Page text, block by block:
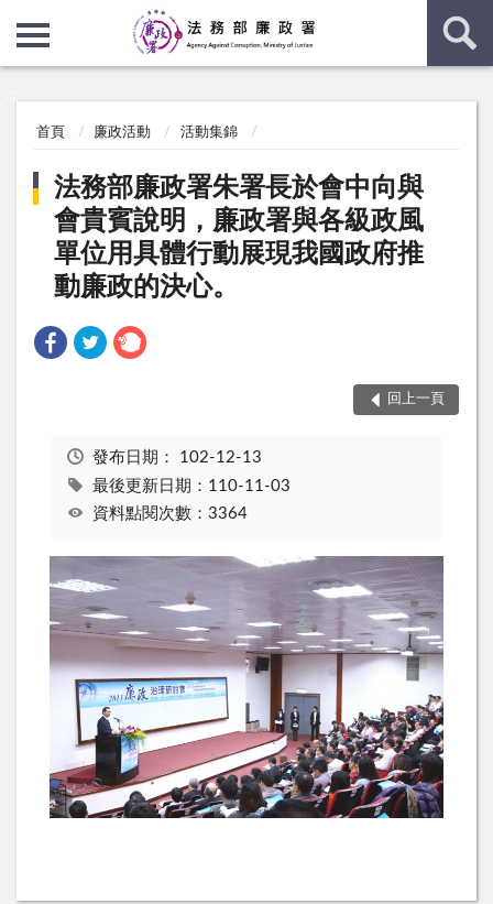
首頁 廉政活動 活動集錦
法務部廉政署朱署長於會中向與
會貴賓說明，廉政署與各級政風
單位用具體行動展現我國政府推
動廉政的決心。
回上一頁
發布日期： 102-12-13
最後更新日期：110-11-03
資料點閱次數：3364